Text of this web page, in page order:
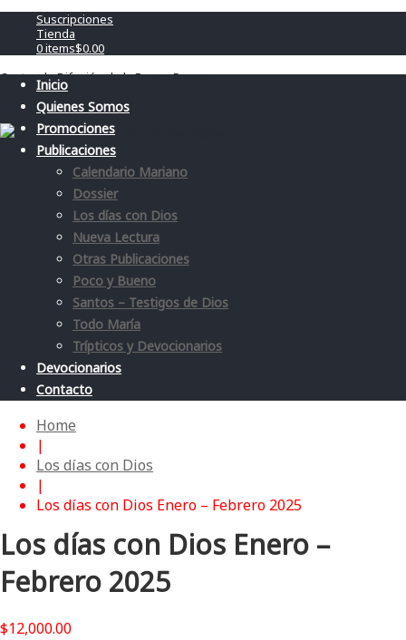
Suscripciones
Tienda
0 items$0.00
Centro de Difusión de la Buena Prensa
Inicio
Quienes Somos
Promociones
Publicaciones
Calendario Mariano
Dossier
Los días con Dios
Nueva Lectura
Otras Publicaciones
Poco y Bueno
Santos – Testigos de Dios
Todo María
Trípticos y Devocionarios
Devocionarios
Contacto
Home
|
Los días con Dios
|
Los días con Dios Enero – Febrero 2025
Los días con Dios Enero –
Febrero 2025
$12,000.00